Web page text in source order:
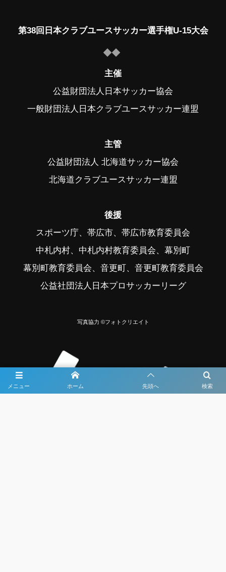
メニュー 検索
ホーム 先頭へ
第38回日本クラブユースサッカー選手権U-15大会
主催
公益財団法人日本サッカー協会
一般財団法人日本クラブユースサッカー連盟
主管
公益財団法人 北海道サッカー協会
北海道クラブユースサッカー連盟
後援
スポーツ庁、帯広市、帯広市教育委員会
中札内村、中札内村教育委員会、幕別町
幕別町教育委員会、音更町、音更町教育委員会
公益社団法人日本プロサッカーリーグ
写真協力 ©フォトクリエイト